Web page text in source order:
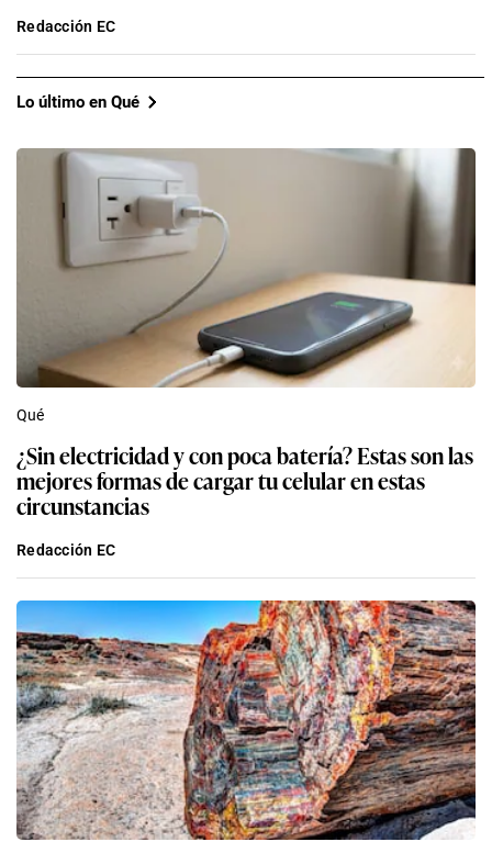
Redacción EC
Lo último en Qué
Qué
¿Sin electricidad y con poca batería? Estas son las
mejores formas de cargar tu celular en estas
circunstancias
Redacción EC